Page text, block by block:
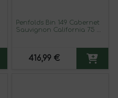
Penfolds Bin 149 Cabernet
Sauvignon California 75 cl
416,99 €